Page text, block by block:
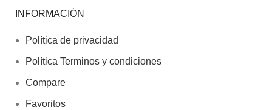
INFORMACIÓN
Política de privacidad
Política Terminos y condiciones
Compare
Favoritos